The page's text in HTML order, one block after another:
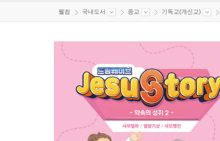
웰컴 국내도서 종교 기독교(개신교)